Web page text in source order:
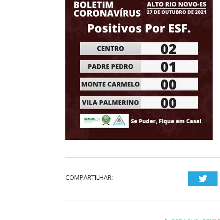
COMPARTILHAR: